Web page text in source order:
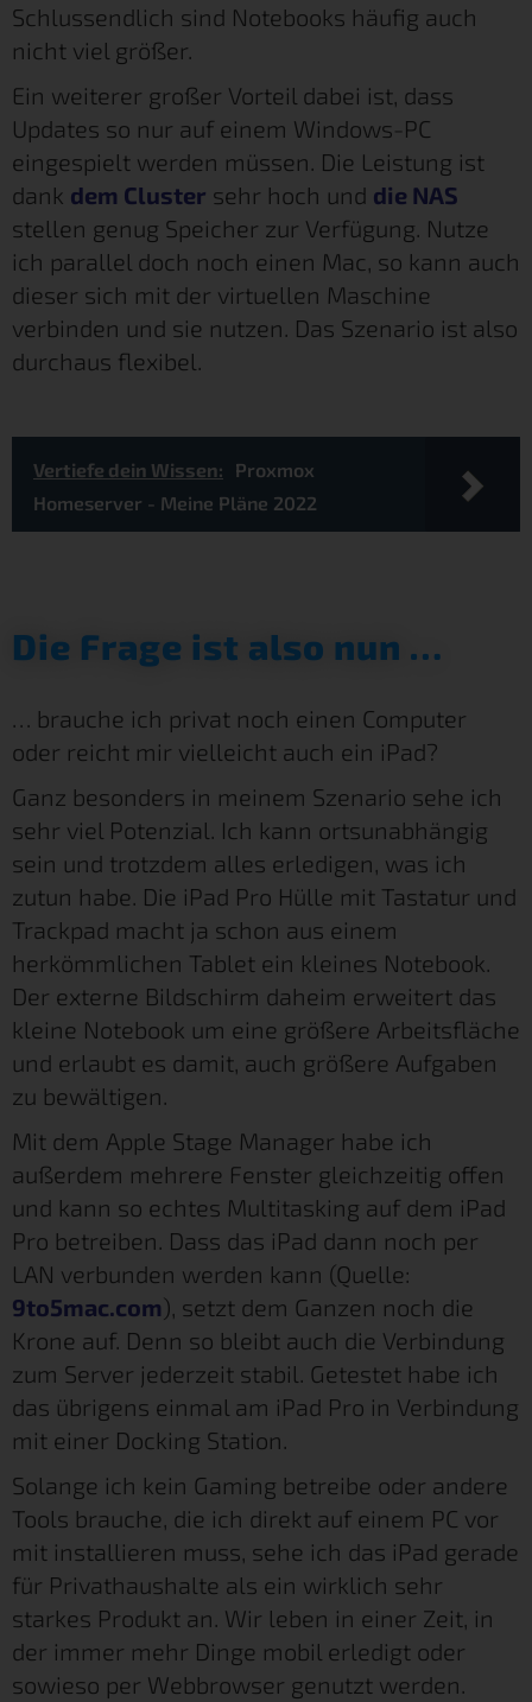
Schlussendlich sind Notebooks häufig auch
nicht viel größer.
Ein weiterer großer Vorteil dabei ist, dass
Updates so nur auf einem Windows-PC
eingespielt werden müssen. Die Leistung ist
dank dem Cluster sehr hoch und die NAS
stellen genug Speicher zur Verfügung. Nutze
ich parallel doch noch einen Mac, so kann auch
dieser sich mit der virtuellen Maschine
verbinden und sie nutzen. Das Szenario ist also
durchaus flexibel.
Vertiefe dein Wissen:
Proxmox
Homeserver - Meine Pläne 2022
Die Frage ist also nun …
… brauche ich privat noch einen Computer
oder reicht mir vielleicht auch ein iPad?
Ganz besonders in meinem Szenario sehe ich
sehr viel Potenzial. Ich kann ortsunabhängig
sein und trotzdem alles erledigen, was ich
zutun habe. Die iPad Pro Hülle mit Tastatur und
Trackpad macht ja schon aus einem
herkömmlichen Tablet ein kleines Notebook.
Der externe Bildschirm daheim erweitert das
kleine Notebook um eine größere Arbeitsfläche
und erlaubt es damit, auch größere Aufgaben
zu bewältigen.
Mit dem Apple Stage Manager habe ich
außerdem mehrere Fenster gleichzeitig offen
und kann so echtes Multitasking auf dem iPad
Pro betreiben. Dass das iPad dann noch per
LAN verbunden werden kann (Quelle:
9to5mac.com), setzt dem Ganzen noch die
Krone auf. Denn so bleibt auch die Verbindung
zum Server jederzeit stabil. Getestet habe ich
das übrigens einmal am iPad Pro in Verbindung
mit einer Docking Station.
Solange ich kein Gaming betreibe oder andere
Tools brauche, die ich direkt auf einem PC vor
mit installieren muss, sehe ich das iPad gerade
für Privathaushalte als ein wirklich sehr
starkes Produkt an. Wir leben in einer Zeit, in
der immer mehr Dinge mobil erledigt oder
sowieso per Webbrowser genutzt werden.